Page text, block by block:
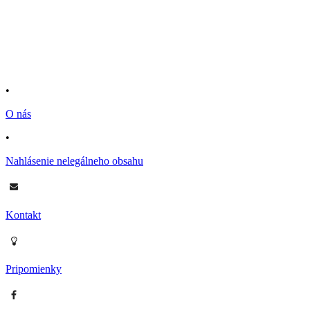
•
O nás
•
Nahlásenie nelegálneho obsahu
Kontakt
Pripomienky